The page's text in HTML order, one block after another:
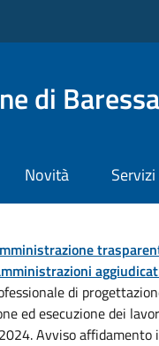
di Baressa
Novità Servizi
di
ed esecuzione dei
Avviso affidamento